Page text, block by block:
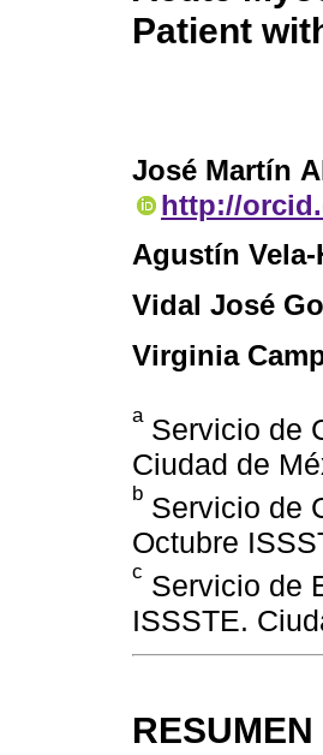
Patient
José Martín
http://
Agustín Vela-
Vidal José
Virginia
aServicio de
Ciudad de
b Servicio de
Octubre
c Servicio de
ISSSTE.
RESUMEN